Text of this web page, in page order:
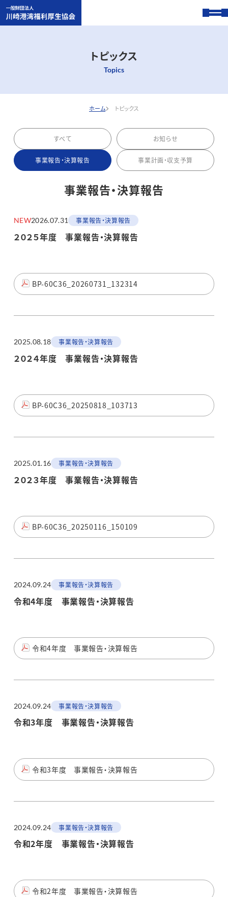
トピックス
Topics
ホーム トピックス
すべて お知らせ
事業報告・決算報告 事業計画・収支予算
事業報告・決算報告
NEW2026.07.31 事業報告・決算報告
２０２５年度 事業報告・決算報告
BP-60C36_20260731_132314
2025.08.18 事業報告・決算報告
２０２４年度 事業報告・決算報告
BP-60C36_20250818_103713
2025.01.16 事業報告・決算報告
２０２３年度 事業報告・決算報告
BP-60C36_20250116_150109
2024.09.24 事業報告・決算報告
令和4年度 事業報告・決算報告
令和4年度 事業報告・決算報告
2024.09.24 事業報告・決算報告
令和3年度 事業報告・決算報告
令和3年度 事業報告・決算報告
2024.09.24 事業報告・決算報告
令和2年度 事業報告・決算報告
令和2年度 事業報告・決算報告